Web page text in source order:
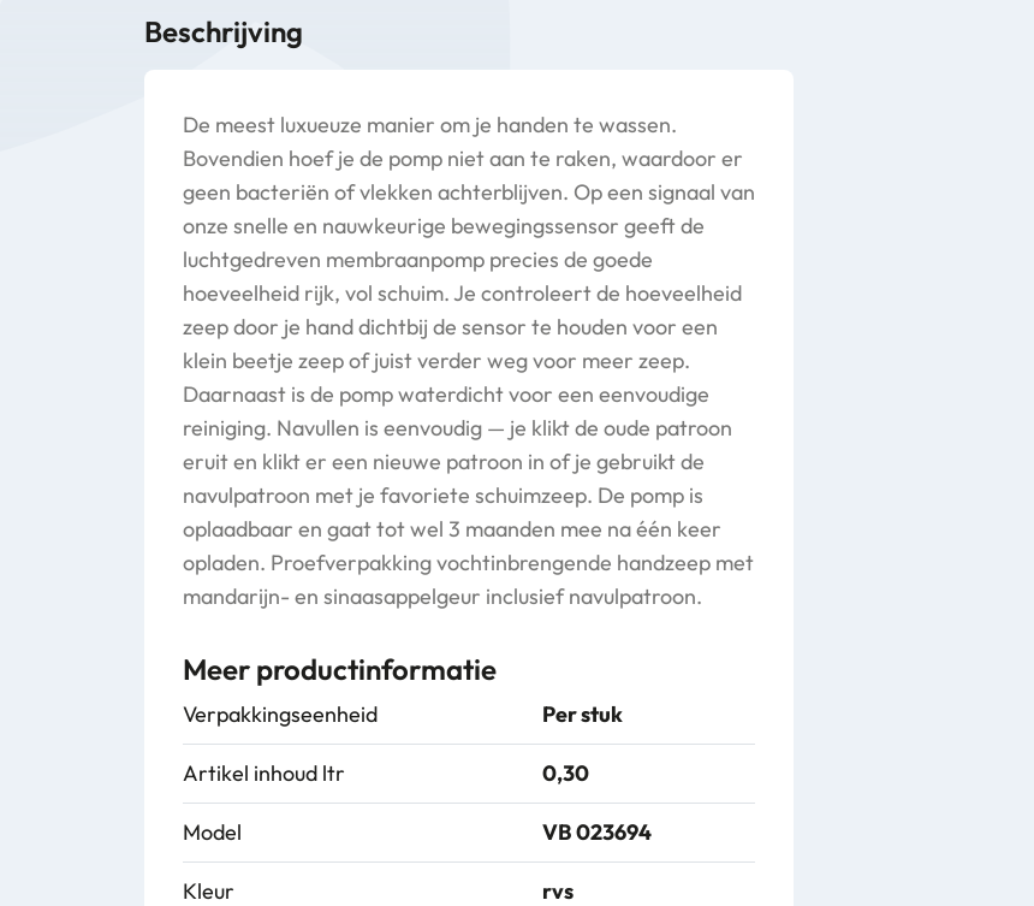
Beschrijving
De meest luxueuze manier om je handen te wassen.
Bovendien hoef je de pomp niet aan te raken, waardoor er
geen bacteriën of vlekken achterblijven. Op een signaal van
onze snelle en nauwkeurige bewegingssensor geeft de
luchtgedreven membraanpomp precies de goede
hoeveelheid rijk, vol schuim. Je controleert de hoeveelheid
zeep door je hand dichtbij de sensor te houden voor een
klein beetje zeep of juist verder weg voor meer zeep.
Daarnaast is de pomp waterdicht voor een eenvoudige
reiniging. Navullen is eenvoudig — je klikt de oude patroon
eruit en klikt er een nieuwe patroon in of je gebruikt de
navulpatroon met je favoriete schuimzeep. De pomp is
oplaadbaar en gaat tot wel 3 maanden mee na één keer
opladen. Proefverpakking vochtinbrengende handzeep met
mandarijn- en sinaasappelgeur inclusief navulpatroon.
Meer productinformatie
Verpakkingseenheid Per stuk
Artikel inhoud ltr 0,30
Model VB 023694
Kleur rvs